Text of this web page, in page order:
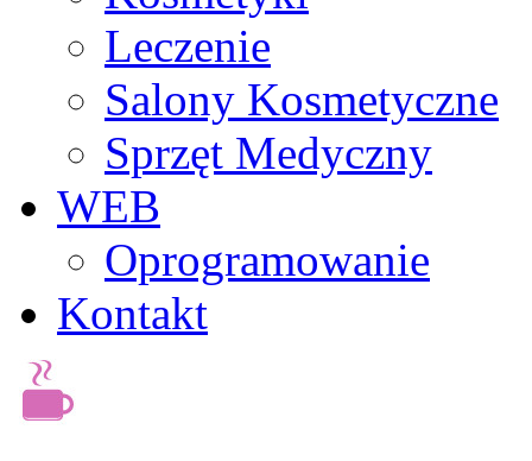
Leczenie
Salony Kosmetyczne
Sprzęt Medyczny
WEB
Oprogramowanie
Kontakt